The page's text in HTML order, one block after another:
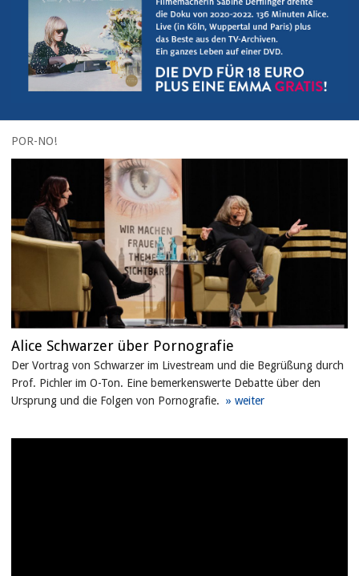
POR-NO!
Alice Schwarzer über Pornografie
Der Vortrag von Schwarzer im Livestream und die Begrüßung durch
Prof. Pichler im O-Ton. Eine bemerkenswerte Debatte über den
Ursprung und die Folgen von Pornografie.